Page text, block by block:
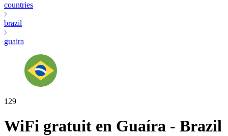
countries
brazil
guaira
129
WiFi gratuit en Guaíra - Brazil